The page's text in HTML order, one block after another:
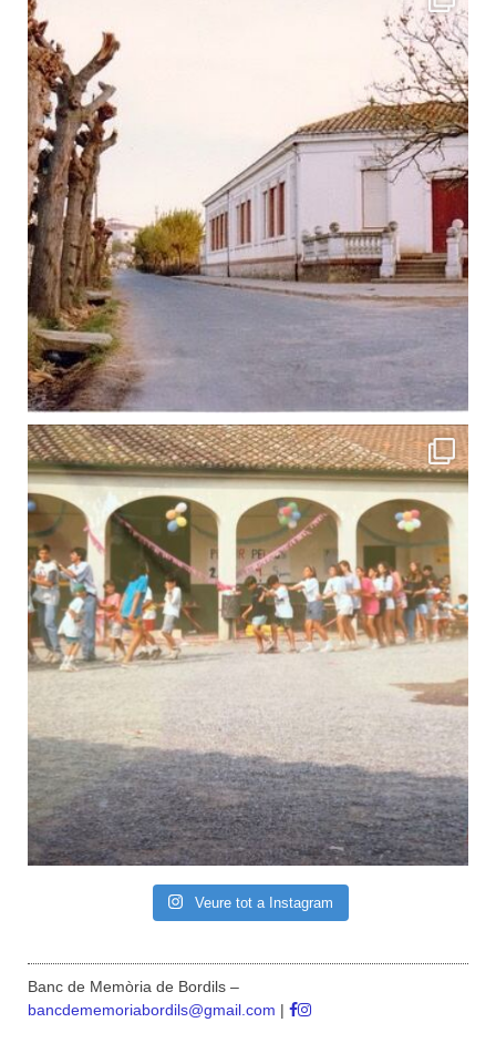
Veure tot a Instagram
Banc de Memòria de Bordils –
bancdememoriabordils@gmail.com |